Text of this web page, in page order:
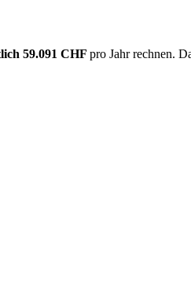
59.091 CHF pro Jahr rechnen.